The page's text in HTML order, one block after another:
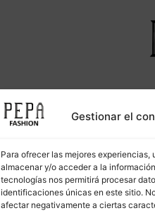
Gestionar el
Para ofrecer las mejores
almacenar y/o acceder a la
tecnologías nos permitirá procesar
identificaciones únicas en este sitio.
afectar negativamente a ciertas